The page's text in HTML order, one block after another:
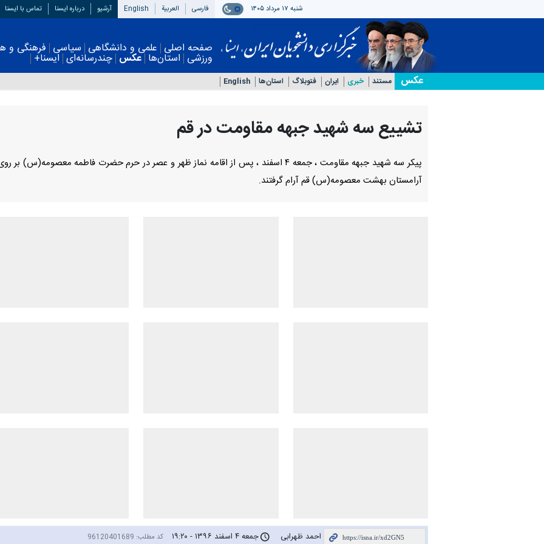
شنبه ۱۷ مرداد ۱۴۰۵ فارسی العربیة English آرشیو درباره ایسنا تماس با ایسنا
صفحه اصلی علمی و دانشگاهی سیاسی فرهنگی و هنری اقتصادی
عکس مستند خبری ایران فتوبلاگ استان‌ها English
چندرسانه‌ای ایسنا+
تشییع سه شهید جبهه مقاومت در قم
پیکر سه شهید جبهه مقاومت ، جمعه ۴ اسفند ، پس از اقامه نماز ظهر و عصر در حرم حضرت فاطمه
آرامستان بهشت معصومه(س) قم آرام گرفتند.
احمد ظهرابی جمعه ۴ اسفند ۱۳۹۶ - ۱۹:۲۰ کد مطلب: 96120401689